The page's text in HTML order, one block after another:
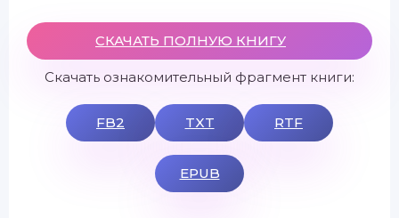
СКАЧАТЬ ПОЛНУЮ КНИГУ
Скачать ознакомительный фрагмент книги:
FB2 TXT RTF
EPUB